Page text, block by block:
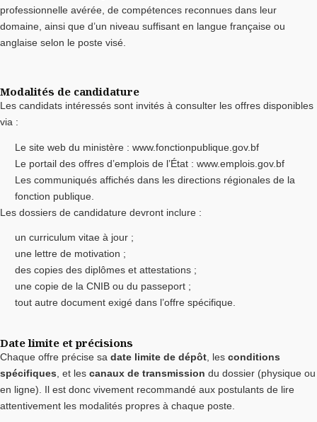
professionnelle avérée, de compétences reconnues dans leur
domaine, ainsi que d’un niveau suffisant en langue française ou
anglaise selon le poste visé.
Modalités de candidature
Les candidats intéressés sont invités à consulter les offres disponibles
via :
Le site web du ministère : www.fonctionpublique.gov.bf
Le portail des offres d’emplois de l’État : www.emplois.gov.bf
Les communiqués affichés dans les directions régionales de la
fonction publique.
Les dossiers de candidature devront inclure :
un curriculum vitae à jour ;
une lettre de motivation ;
des copies des diplômes et attestations ;
une copie de la CNIB ou du passeport ;
tout autre document exigé dans l’offre spécifique.
Date limite et précisions
Chaque offre précise sa date limite de dépôt , les conditions
spécifiques , et les canaux de transmission du dossier (physique ou
en ligne). Il est donc vivement recommandé aux postulants de lire
attentivement les modalités propres à chaque poste.